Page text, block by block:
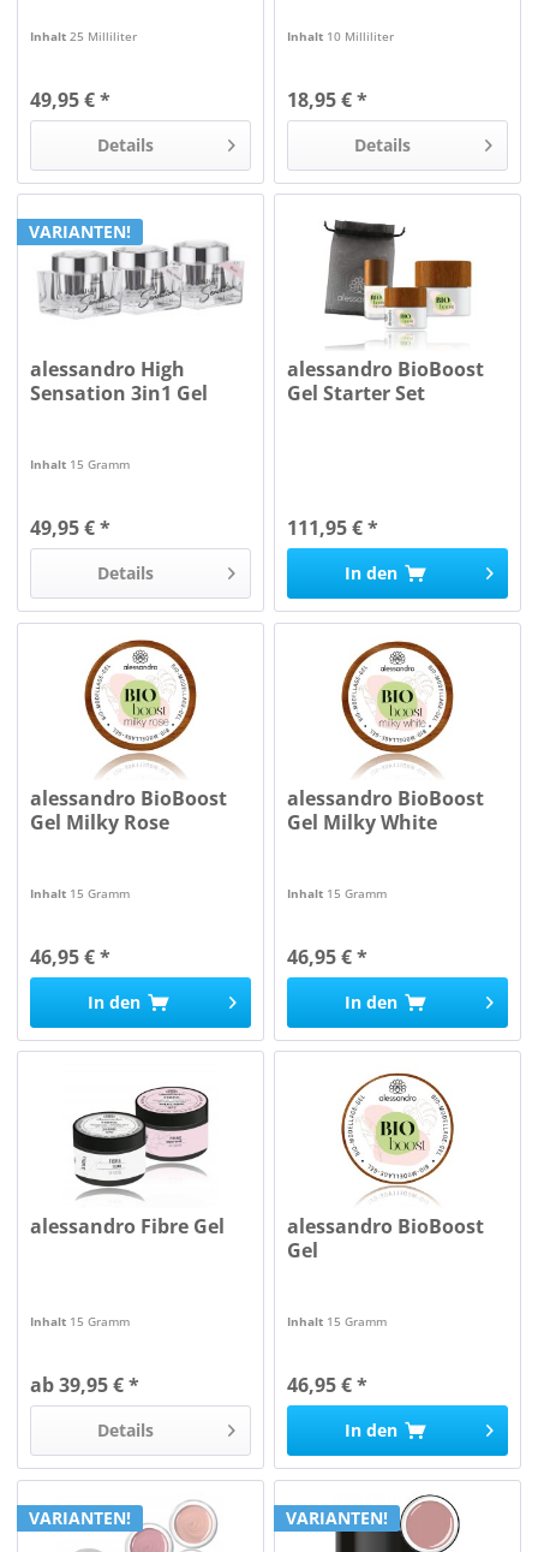
Inhalt25 Milliliter
49,95 € *
Details
Inhalt 10 Milliliter
18,95 € *
Details
VARIANTEN!
alessandro High
Sensation 3in1 Gel
Inhalt 15 Gramm
49,95 € *
Details
alessandro BioBoost
Gel Starter Set
111,95 € *
In den
alessandro BioBoost
Gel Milky Rose
Inhalt 15 Gramm
46,95 € *
In den
alessandro BioBoost
Gel Milky White
Inhalt 15 Gramm
46,95 € *
In den
alessandro Fibre Gel
Inhalt 15 Gramm
ab 39,95 € *
Details
alessandro BioBoost
Gel
Inhalt 15 Gramm
46,95 € *
In den
VARIANTEN! VARIANTEN!